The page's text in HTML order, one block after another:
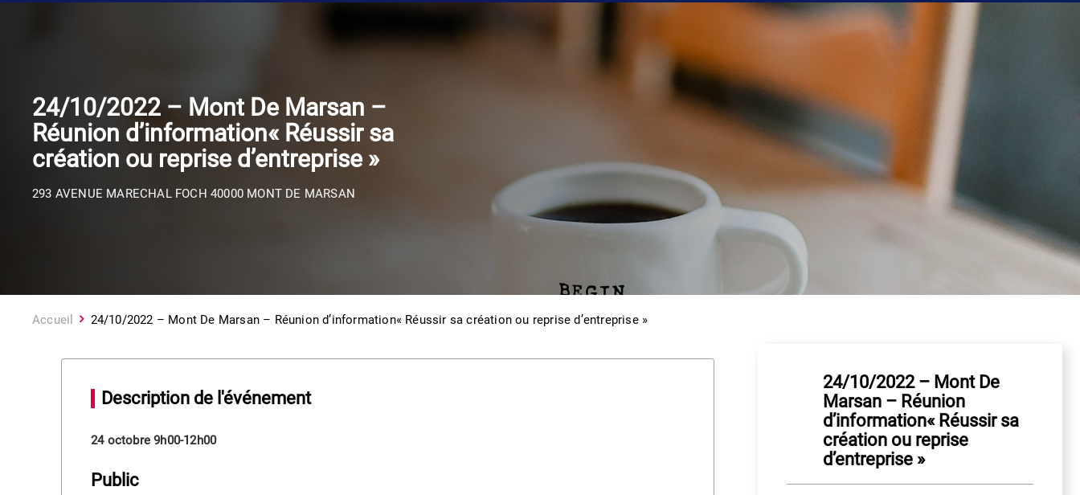
24/10/2022 – Mont De Marsan –
Réunion d’information« Réussir sa
création ou reprise d’entreprise »
293 AVENUE MARECHAL FOCH 40000 MONT DE MARSAN
Accueil 24/10/2022 – Mont De Marsan – Réunion d’information« Réussir sa création ou reprise d’entreprise »
Description de l'événement
24 octobre 9h00-12h00
Public
24/10/2022 – Mont De
Marsan – Réunion
d’information« Réussir sa
création ou reprise
d’entreprise »